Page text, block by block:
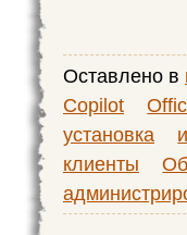
Оставлено в
Copilot
установка
клиенты